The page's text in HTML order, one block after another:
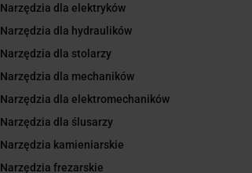
Narzędzia dla elektryków
Narzędzia dla hydraulików
Narzędzia dla stolarzy
Narzędzia dla mechaników
Narzędzia dla elektromechaników
Narzędzia dla ślusarzy
Narzędzia kamieniarskie
Narzędzia frezarskie